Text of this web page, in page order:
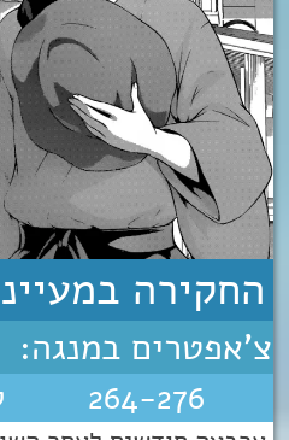
החקירה
צ'אפטרים במנגה:
264-276